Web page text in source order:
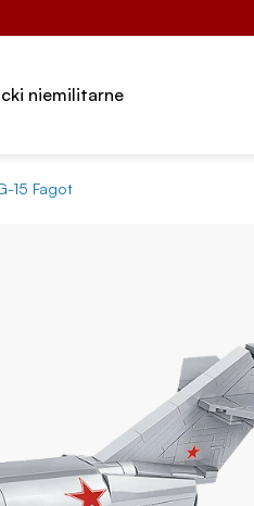
niemilitarne
15 Fagot